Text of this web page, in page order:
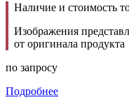
Наличие и стоимость
Изображения
от оригинала продукта
по запросу
Подробнее